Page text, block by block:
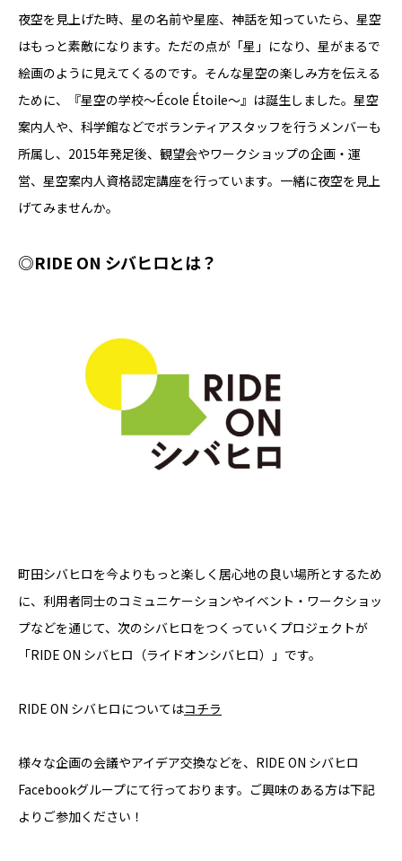
夜空を見上げた時、星の名前や星座、神話を知っていたら、星空
はもっと素敵になります。ただの点が「星」になり、星がまるで
絵画のように見えてくるのです。そんな星空の楽しみ方を伝える
ために、『星空の学校～École Étoile～』は誕生しました。星空
案内人や、科学館などでボランティアスタッフを行うメンバーも
所属し、2015年発足後、観望会やワークショップの企画・運
営、星空案内人資格認定講座を行っています。一緒に夜空を見上
げてみませんか。
◎RIDE ON シバヒロとは？
町田シバヒロを今よりもっと楽しく居心地の良い場所とするため
に、利用者同士のコミュニケーションやイベント・ワークショッ
プなどを通じて、次のシバヒロをつくっていくプロジェクトが
「RIDE ON シバヒロ（ライドオンシバヒロ）」です。
RIDE ON シバヒロについてはコチラ
様々な企画の会議やアイデア交換などを、RIDE ON シバヒロ
Facebookグループにて行っております。ご興味のある方は下記
よりご参加ください！